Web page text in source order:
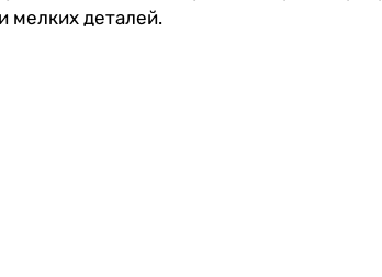
мелких деталей.